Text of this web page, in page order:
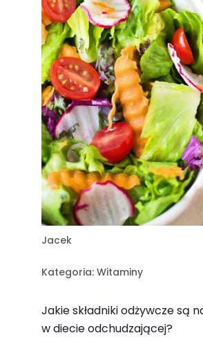
Jacek
Kategoria: Witaminy
Jakie składniki odżywcze są
w diecie odchudzającej?​